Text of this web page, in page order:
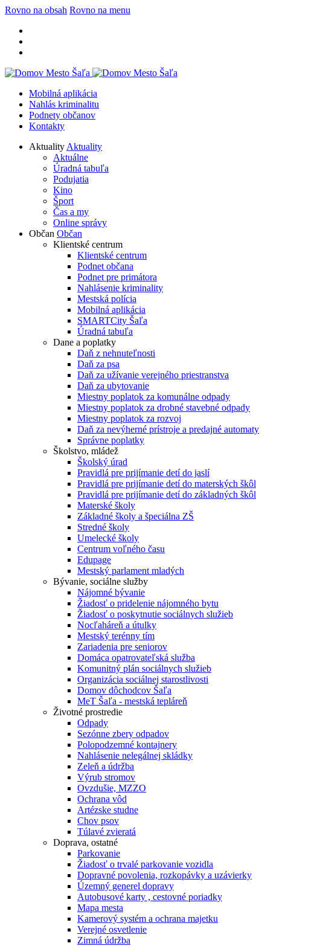
Rovno na obsah Rovno na menu
Mobilná aplikácia
Nahlás kriminalitu
Podnety občanov
Kontakty
Aktuality Aktuality
Aktuálne
Úradná tabuľa
Podujatia
Kino
Šport
Čas a my
Online správy
Občan Občan
Klientské centrum
Klientské centrum
Podnet občana
Podnet pre primátora
Nahlásenie kriminality
Mestská polícia
Mobilná aplikácia
SMARTCity Šaľa
Úradná tabuľa
Dane a poplatky
Daň z nehnuteľnosti
Daň za psa
Daň za užívanie verejného priestranstva
Daň za ubytovanie
Miestny poplatok za komunálne odpady
Miestny poplatok za drobné stavebné odpady
Miestny poplatok za rozvoj
Daň za nevýherné prístroje a predajné automaty
Správne poplatky
Školstvo, mládež
Školský úrad
Pravidlá pre prijímanie detí do jaslí
Pravidlá pre prijímanie detí do materských škôl
Pravidlá pre prijímanie detí do základných škôl
Materské školy
Základné školy a špeciálna ZŠ
Stredné školy
Umelecké školy
Centrum voľného času
Edupage
Mestský parlament mladých
Bývanie, sociálne služby
Nájomné bývanie
Žiadosť o pridelenie nájomného bytu
Žiadosť o poskytnutie sociálnych služieb
Nocľaháreň a útulky
Mestský terénny tím
Zariadenia pre seniorov
Domáca opatrovateľská služba
Komunitný plán sociálnych služieb
Organizácia sociálnej starostlivosti
Domov dôchodcov Šaľa
MeT Šaľa - mestská tepláreň
Životné prostredie
Odpady
Sezónne zbery odpadov
Polopodzemné kontajnery
Nahlásenie nelegálnej skládky
Zeleň a údržba
Výrub stromov
Ovzdušie, MZZO
Ochrana vôd
Artézske studne
Chov psov
Túlavé zvieratá
Doprava, ostatné
Parkovanie
Žiadosť o trvalé parkovanie vozidla
Dopravné povolenia, rozkopávky a uzávierky
Územný generel dopravy
Autobusové karty , cestovné poriadky
Mapa mesta
Kamerový systém a ochrana majetku
Verejné osvetlenie
Zimná údržba